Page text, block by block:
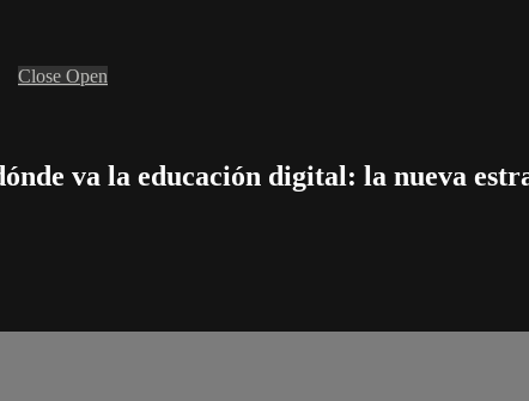
Close Open
va la educación digital: la nueva